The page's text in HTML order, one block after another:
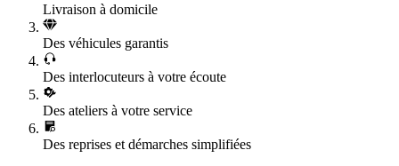
Livraison à domicile
Des véhicules garantis
Des interlocuteurs à votre écoute
Des ateliers à votre service
Des reprises et démarches simplifiées